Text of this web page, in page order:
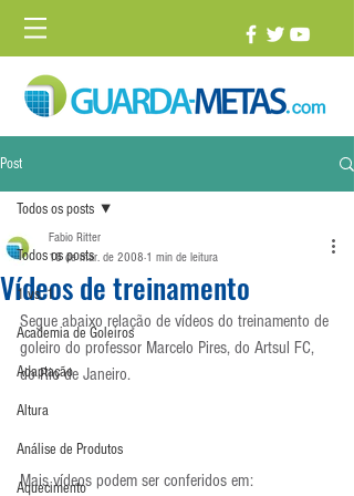
Post
Todos os posts
1 vs. 1
Academia de Goleiros
Adaptação
Altura
Análise de Produtos
Aquecimento
Todos os posts
Vídeos de treinamento
Fabio Ritter
18 de mar. de 2008 1 min de leitura
Segue abaixo relação de vídeos do treinamento de
goleiro do professor Marcelo Pires, do Artsul FC,
do Rio de Janeiro.
Mais vídeos podem ser conferidos em: